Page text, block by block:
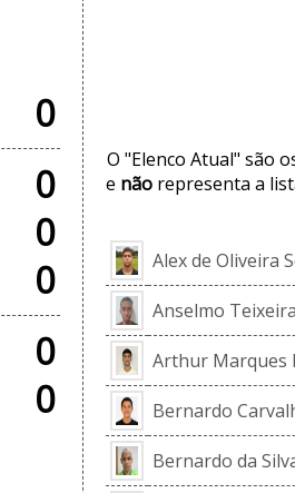
0
0
0
0
0
0
O "Elenco Atual" são
e não representa a
Alex de Oliveira
Anselmo
Arthur Marques
Bernardo
Bernardo da